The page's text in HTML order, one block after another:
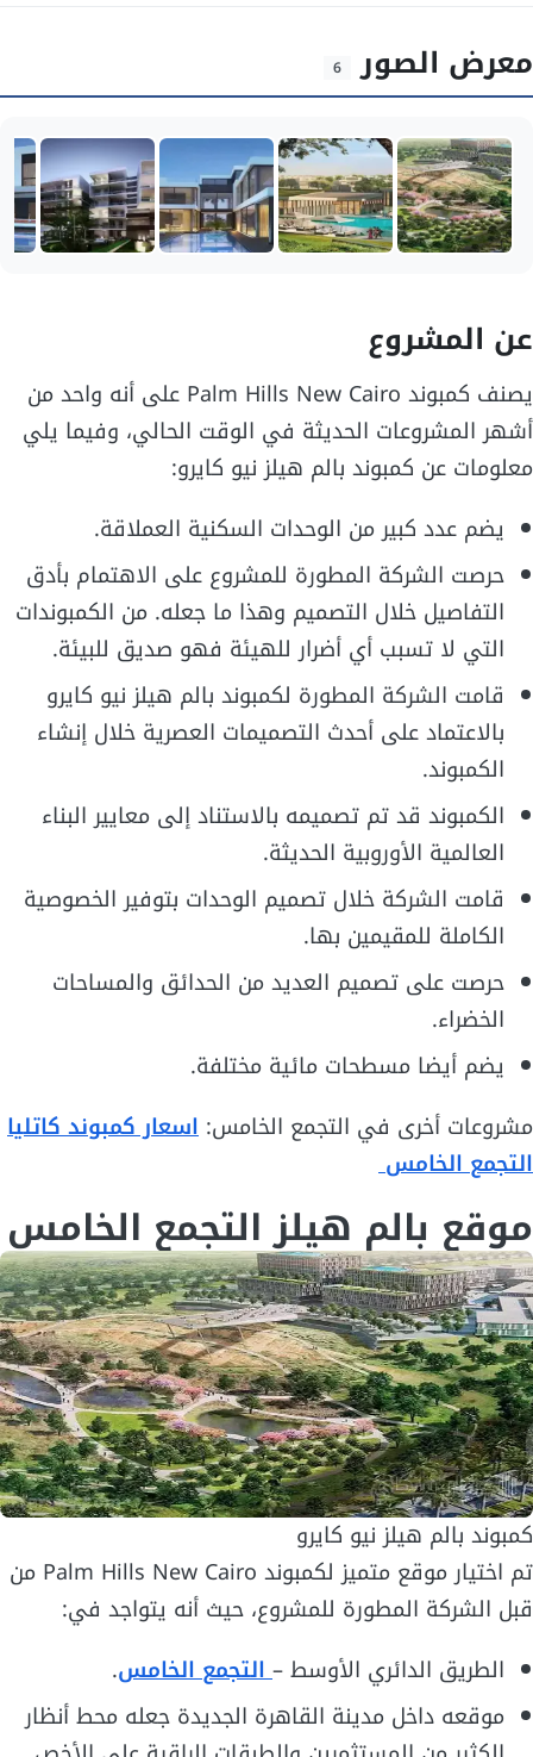
معرض الصور 6
عن المشروع
يصنف كمبوند Palm Hills New Cairo على أنه واحد من
أشهر المشروعات الحديثة في الوقت الحالي، وفيما يلي
معلومات عن كمبوند بالم هيلز نيو كايرو:
يضم عدد كبير من الوحدات السكنية العملاقة.
حرصت الشركة المطورة للمشروع على الاهتمام بأدق
التفاصيل خلال التصميم وهذا ما جعله. من الكمبوندات
التي لا تسبب أي أضرار للهيئة فهو صديق للبيئة.
قامت الشركة المطورة لكمبوند بالم هيلز نيو كايرو
بالاعتماد على أحدث التصميمات العصرية خلال إنشاء
الكمبوند.
الكمبوند قد تم تصميمه بالاستناد إلى معايير البناء
العالمية الأوروبية الحديثة.
قامت الشركة خلال تصميم الوحدات بتوفير الخصوصية
الكاملة للمقيمين بها.
حرصت على تصميم العديد من الحدائق والمساحات
الخضراء.
يضم أيضا مسطحات مائية مختلفة.
مشروعات أخرى في التجمع الخامس: اسعار كمبوند كاتليا
التجمع الخامس
موقع بالم هيلز التجمع الخامس
كمبوند بالم هيلز نيو كايرو
تم اختيار موقع متميز لكمبوند Palm Hills New Cairo من
قبل الشركة المطورة للمشروع، حيث أنه يتواجد في:
الطريق الدائري الأوسط –التجمع الخامس.
موقعه داخل مدينة القاهرة الجديدة جعله محط أنظار